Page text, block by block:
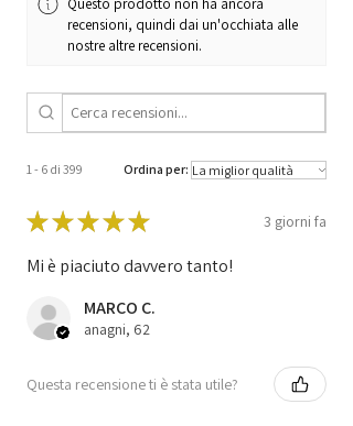
S610-CDDW /
500 HYBRID 1.0L GSE
EMEA
recensioni, quindi dai un'occhiata alle
nostre altre recensioni.
1 - 6 di 399 Ordina per:
★★★★★ 3 giorni fa
Mi è piaciuto davvero tanto!
MARCO C.
anagni, 62
Questa recensione ti è stata utile?